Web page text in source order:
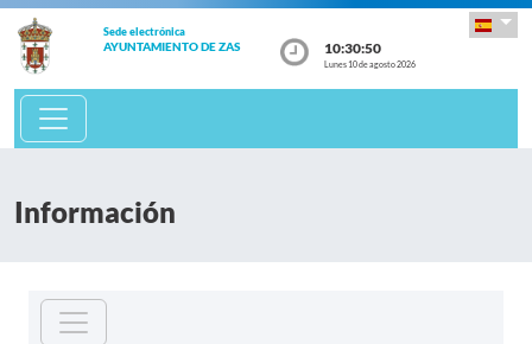
Sede electrónica
AYUNTAMIENTO DE ZAS 10:30:50
Lunes 10 de agosto 2026
Información